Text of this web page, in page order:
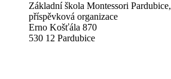
Základní škola Montessori Pardubice,
příspěvková organizace
Erno Košťála 870
530 12 Pardubice